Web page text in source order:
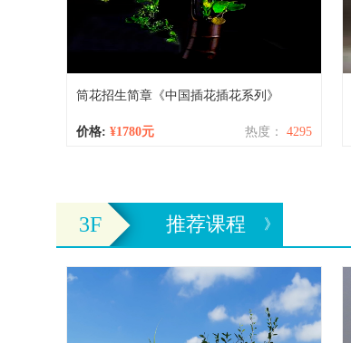
筒花招生简章《中国插花插花系列》
价格: ¥1780元 热度： 4295
3F 推荐课程 》